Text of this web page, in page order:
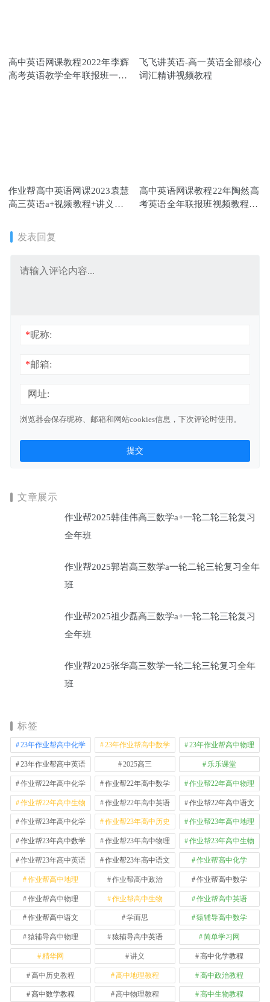
高中英语网课教程2022年李辉
高考英语教学全年联报班一轮
飞飞讲英语-高一英语全部核心
词汇精讲视频教程
作业帮高中英语网课2023袁慧
高三英语a+视频教程+讲义秋
高中英语网课教程22年陶然高
考英语全年联报班视频教程
发表回复
*昵称:
*邮箱:
网址:
浏览器会保存昵称、邮箱和网站cookies信息，下次评论时使用。
文章展示
作业帮2025韩佳伟高三数学a+一轮二轮三轮复习
全年班
作业帮2025郭岩高三数学a一轮二轮三轮复习全年
班
作业帮2025祖少磊高三数学a+一轮二轮三轮复习
全年班
作业帮2025张华高三数学一轮二轮三轮复习全年
班
标签
23年作业帮高中化学 23年作业帮高中数学 23年作业帮高中物理
23年作业帮高中英语 2025高三 乐乐课堂
作业帮22年高中化学 作业帮22年高中数学 作业帮22年高中物理
作业帮22年高中生物 作业帮22年高中英语 作业帮22年高中语文
作业帮23年高中化学 作业帮23年高中历史 作业帮23年高中地理
作业帮23年高中数学 作业帮23年高中物理 作业帮23年高中生物
作业帮23年高中英语 作业帮23年高中语文 作业帮高中化学
作业帮高中地理 作业帮高中政治 作业帮高中数学
作业帮高中物理 作业帮高中生物 作业帮高中英语
作业帮高中语文 学而思 猿辅导高中数学
猿辅导高中物理 猿辅导高中英语 简单学习网
精华网 讲义 高中化学教程
高中历史教程 高中地理教程 高中政治教程
高中数学教程 高中物理教程 高中生物教程